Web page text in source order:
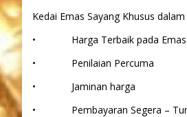
Kedai Emas Sayang Khusus
• Harga Terbaik pada Emas
• Penilaian Percuma
• Jaminan harga
• Pembayaran Segera –